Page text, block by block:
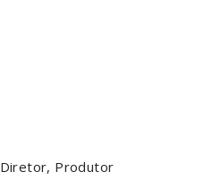
Diretor, Produtor